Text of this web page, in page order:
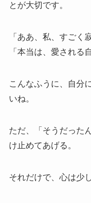
とが大切です。
「ああ、私、すごく
「本当は、愛される
こんなふうに、自分
いね。
ただ、「そうだった
け止めてあげる。
それだけで、心は少